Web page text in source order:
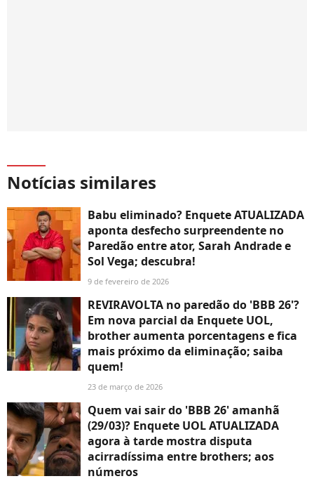
Notícias similares
Babu eliminado? Enquete ATUALIZADA
aponta desfecho surpreendente no
Paredão entre ator, Sarah Andrade e
Sol Vega; descubra!
9 de fevereiro de 2026
REVIRAVOLTA no paredão do 'BBB 26'?
Em nova parcial da Enquete UOL,
brother aumenta porcentagens e fica
mais próximo da eliminação; saiba
quem!
23 de março de 2026
Quem vai sair do 'BBB 26' amanhã
(29/03)? Enquete UOL ATUALIZADA
agora à tarde mostra disputa
acirradíssima entre brothers; aos
números